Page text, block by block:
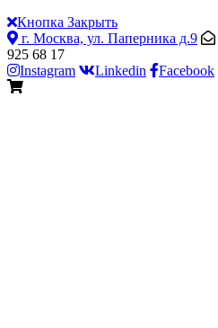
Кнопка Закрыть
г. Москва, ул. Паперника д.9
925 68 17
Instagram
Linkedin Facebook